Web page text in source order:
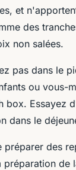
et
des
non salées.
pas dans le
ou vous-
box. Essayez
dans le
préparer des
préparation de